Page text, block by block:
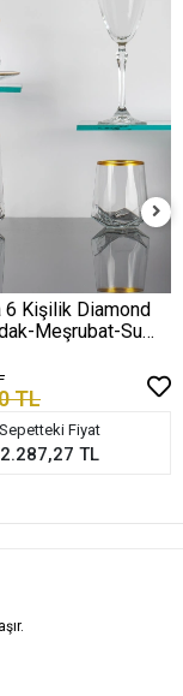
6 Kişilik Diamond
Meşrubat-Su
TL
Sepetteki Fiyat
2.287,27 TL